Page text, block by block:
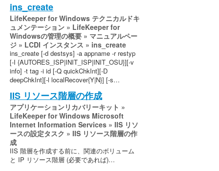
LifeKeeper for Windowsサポートマトリックス
LifeKeeper Single Server Protection for Windows
LifeKeeper Single Server Protection for Windows
テクニカルドキュメンテーション
プロダクトライフサイクル
PDFでダウンロード
ins_create
LifeKeeper for Windows テクニカルドキ
ュメンテーション » LifeKeeper for
Windowsの管理の概要 » マニュアルペー
ジ » LCDI インスタンス » ins_create
ins_create [-d destsys] -a appname -r restyp
[-I {AUTORES_ISP|INIT_ISP|INIT_OSU}][-v
info] -t tag -i id [-Q quickChkInt][-D
deepChkInt][-l localRecover{Y|N}] [-s…
IIS リソース階層の作成
アプリケーションリカバリーキット »
LifeKeeper for Windows Microsoft
Internet Information Services » IIS リソ
ースの設定タスク » IIS リソース階層の作
成
IIS 階層を作成する前に、関連のボリューム
と IP リソース階層 (必要であれば)…